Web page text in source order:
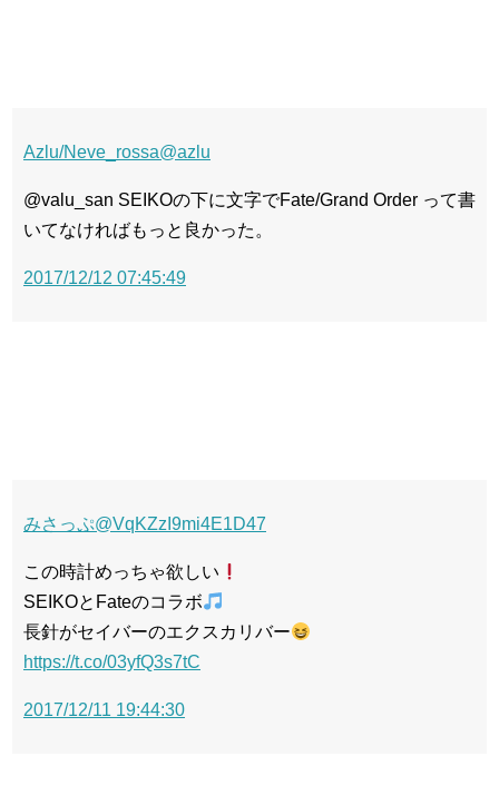
Azlu/Neve_rossa@azlu
@valu_san SEIKOの下に文字でFate/Grand Order って書
いてなければもっと良かった。
2017/12/12 07:45:49
みさっぷ@VqKZzI9mi4E1D47
この時計めっちゃ欲しい
SEIKOとFateのコラボ
長針がセイバーのエクスカリバー
https://t.co/03yfQ3s7tC
2017/12/11 19:44:30